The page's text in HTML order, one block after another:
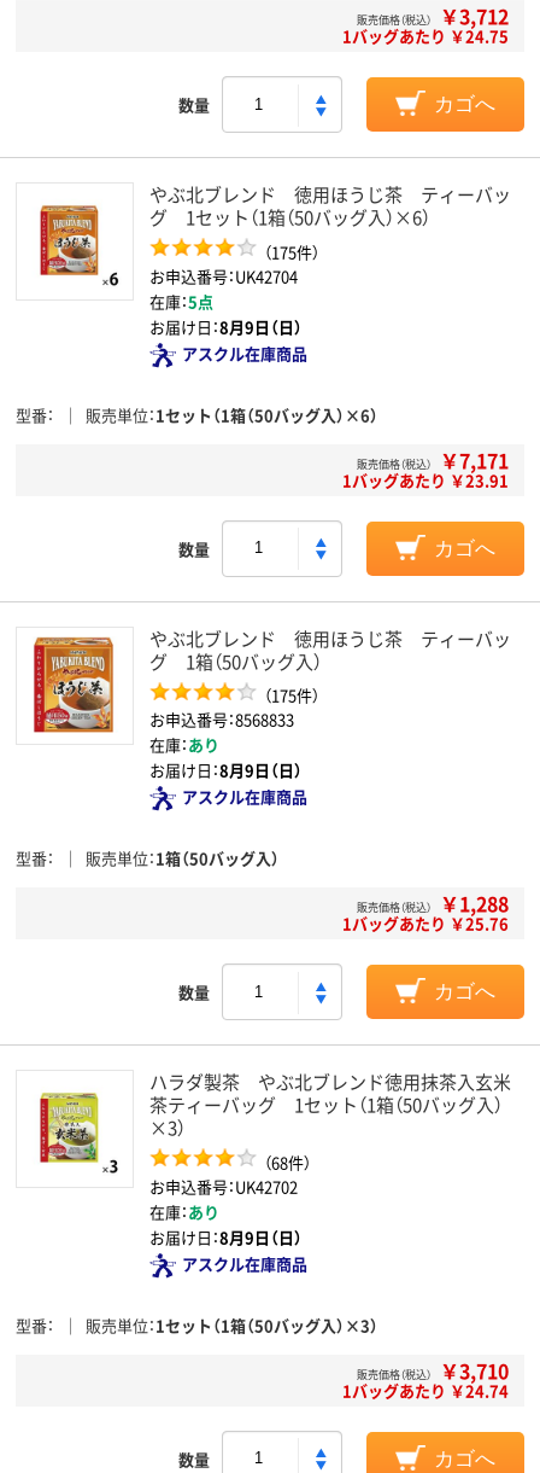
販売価格（税込） ￥3,712
1バッグあたり ￥24.75
数量 カゴへ
やぶ北ブレンド 徳用ほうじ茶 ティーバッ
グ 1セット（1箱（50バッグ入）×6）
（175件）
お申込番号：UK42704
在庫：5点
お届け日：8月9日（日）
アスクル在庫商品
型番 販売単位 1セット（1箱（50バッグ入）×6）
販売価格（税込） ￥7,171
1バッグあたり ￥23.91
数量 カゴへ
やぶ北ブレンド 徳用ほうじ茶 ティーバッ
グ 1箱（50バッグ入）
（175件）
お申込番号：8568833
在庫：あり
お届け日：8月9日（日）
アスクル在庫商品
型番 販売単位 1箱（50バッグ入）
販売価格（税込） ￥1,288
1バッグあたり ￥25.76
数量 カゴへ
ハラダ製茶 やぶ北ブレンド徳用抹茶入玄米
茶ティーバッグ 1セット（1箱（50バッグ入）
×3）
（68件）
お申込番号：UK42702
在庫：あり
お届け日：8月9日（日）
アスクル在庫商品
型番 販売単位 1セット（1箱（50バッグ入）×3）
販売価格（税込） ￥3,710
1バッグあたり ￥24.74
数量 カゴへ